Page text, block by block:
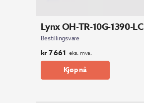
Lynx OH-TR-10G-1390-LC
Bestillingsvare
kr7 661 eks. mva.
Kjøp nå